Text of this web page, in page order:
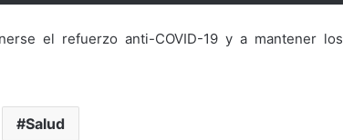
el refuerzo anti-COVID-19 y a mantener los
Salud